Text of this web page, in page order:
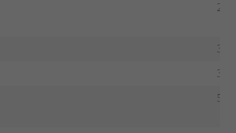
2.
3.
3.
5.